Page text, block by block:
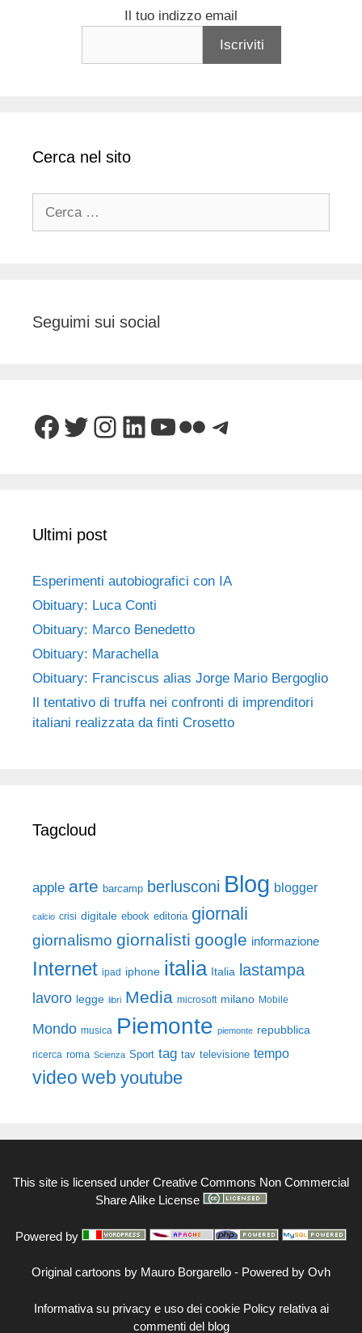
Il tuo indizzo email
Cerca nel sito
Seguimi sui social
Facebook
Twitter
Instagram
LinkedIn
YouTube
FlickrTelegram
Ultimi post
Esperimenti autobiografici con IA
Obituary: Luca Conti
Obituary: Marco Benedetto
Obituary: Marachella
Obituary: Franciscus alias Jorge Mario Bergoglio
Il tentativo di truffa nei confronti di imprenditori
italiani realizzata da finti Crosetto
Tagcloud
apple arte barcamp berlusconi Blog blogger
calcio crisi digitale ebook editoria giornali
giornalismo giornalisti google informazione
Internet ipad iphone italia Italia lastampa
lavoro legge libri Media microsoft milano Mobile
Mondo musica Piemonte piemonte repubblica
ricerca roma Scienza Sport tag tav televisione tempo
video web youtube
This site is licensed under Creative Commons Non Commercial
Share Alike License
Powered by
Original cartoons by Mauro Borgarello - Powered by Ovh
Informativa su privacy e uso dei cookie Policy relativa ai
commenti del blog